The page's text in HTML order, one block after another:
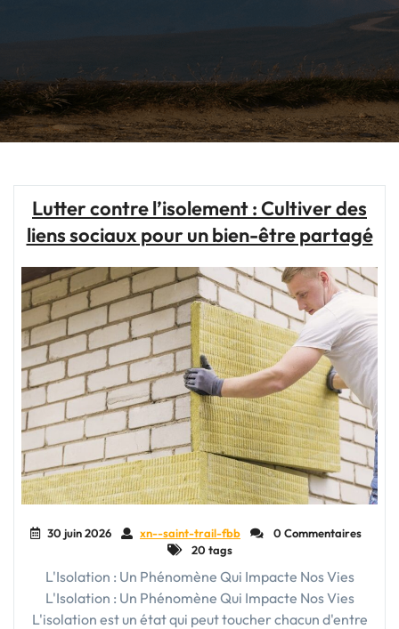
Lutter contre l’isolement : Cultiver des
liens sociaux pour un bien-être partagé
30 juin 2026 xn--saint-trail-fbb
0 Commentaires
20 tags
L'Isolation : Un Phénomène Qui Impacte Nos Vies
L'Isolation : Un Phénomène Qui Impacte Nos Vies
L'isolation est un état qui peut toucher chacun d'entre